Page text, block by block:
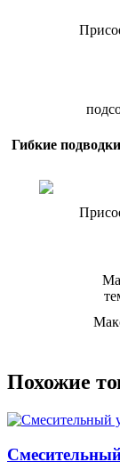
Гибкие подводки
Похожие